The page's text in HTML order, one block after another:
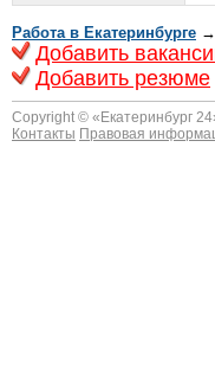
Работа в Екатеринбурге →
Добавить
Добавить резюме
Copyright © « Екатеринбург 24
Контакты Правовая